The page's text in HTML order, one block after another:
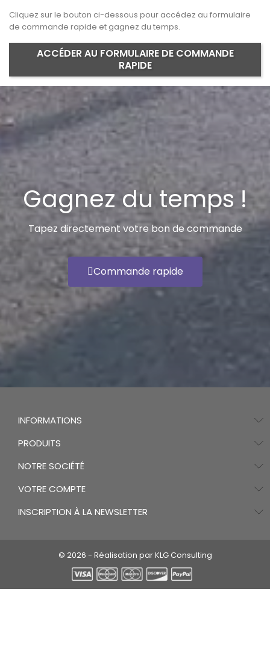
Cliquez sur le bouton ci-dessous pour accédez au formulaire
de commande rapide et gagnez du temps.
ACCÉDER AU FORMULAIRE DE COMMANDE
RAPIDE
Gagnez du temps !
Tapez directement votre bon de commande
Commande rapide
INFORMATIONS
PRODUITS
NOTRE SOCIÉTÉ
VOTRE COMPTE
INSCRIPTION À LA NEWSLETTER
© 2026 - Réalisation par KLG Consulting